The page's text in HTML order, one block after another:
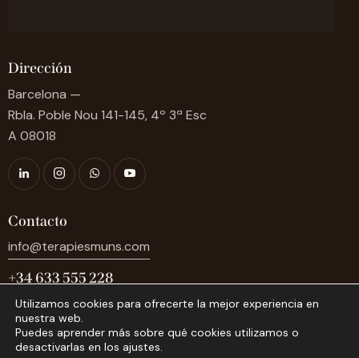
Dirección
Barcelona —
Rbla. Poble Nou 141-145, 4º 3ª Esc
A 08018
Contacto
info@terapiesmuns.com
+34 633 555 228
FAQs Política de Privacidad
Utilizamos cookies para ofrecerte la mejor experiencia en
nuestra web.
Puedes aprender más sobre qué cookies utilizamos o
desactivarlas en los ajustes.